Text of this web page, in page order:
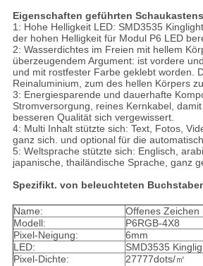
Eigenschaften geführten
1: Hohe Helligkeit LED: SMD3535
der hohen Helligkeit für Modul P6 LED
2: Wasserdichtes im Freien mit hellem
überzeugendem Argument: ist vordere
und mit rostfester Farbe geklebt worden.
Reinaluminium, zum des hellen Körpers
3: Energiesparende und dauerhafte
Stromversorgung, reines Kernkabel,
besseren Qualität sich vergewissert.
4: Multi Inhalt stützte sich: Text, Fotos,
ganz sich. und optional für die
5: Weltsprache stützte sich: Englisch,
japanische, thailändische Sprache, ganz
Spezifikt. von beleuchteten
Name:
Offenes Zeichen
Modell:
P6RGB-4X8
Pixel-Neigung:
6mm
LED:
SMD3535
Pixel-Dichte:
27777dots/㎡